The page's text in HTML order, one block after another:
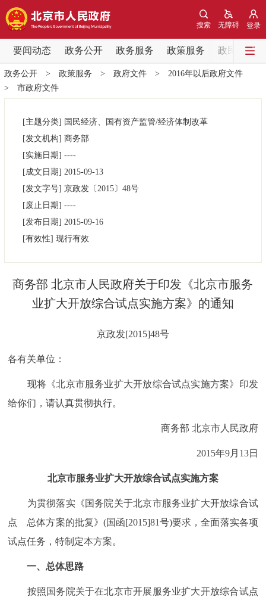
登录
无障碍
搜索
要闻动态 政务公开 政务服务 政策服务 政民互动
要闻动态
党中央精神 国务院信息 中央部委动态
各区热点
市领导
决策公开 专题公开
政务服务
便民服务 利企服务 投资项目
12345网上接诉即办 我要咨询 我要建议
参与调查 在线访谈 图说互动
走进北京
北京概况
政务公开> 政策服务 > 政府文件> 2016年以后政府文件
> 市政府文件
[主题分类] 国民经济、国有资产监管/经济体制改革
[发文机构] 商务部
[实施日期] ----
[成文日期] 2015-09-13
[发文字号] 京政发〔2015〕 48号
[废止日期] ----
[发布日期] 2015-09-16
[有效性] 现行有效
商务部 北京市人民政府关于印发《北京市服务
业扩大开放综合试点实施方案》的通知
京政发[2015]48号
各有关单位：
现将《北京市服务业扩大开放综合试点实施方案》印发
给你们，请认真贯彻执行。
商务部 北京市人民政府
2015年9月13日
北京市服务业扩大开放综合试点实施方案
为贯彻落实《国务院关于北京市服务业扩大开放综合试
点 总体方案的批复》(国函[2015]81号)要求，全面落实各项
试点任务，特制定本方案。
一、总体思路
按照国务院关于在北京市开展服务业扩大开放综合试点